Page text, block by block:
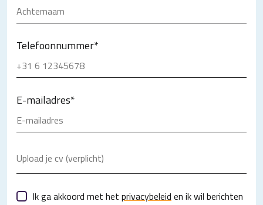
Telefoonnummer*
E-mailadres*
Upload je cv (verplicht)
Ik ga akkoord met het privacybeleid en ik wil berichten